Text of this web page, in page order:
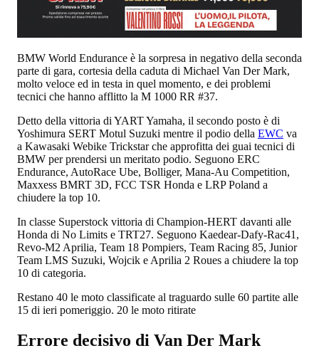
BMW World Endurance è la sorpresa in negativo della seconda
parte di gara, cortesia della caduta di Michael Van Der Mark,
molto veloce ed in testa in quel momento, e dei problemi
tecnici che hanno afflitto la M 1000 RR #37.
Detto della vittoria di YART Yamaha, il secondo posto è di
Yoshimura SERT Motul Suzuki mentre il podio della EWC va
a Kawasaki Webike Trickstar che approfitta dei guai tecnici di
BMW per prendersi un meritato podio. Seguono ERC
Endurance, AutoRace Ube, Bolliger, Mana-Au Competition,
Maxxess BMRT 3D, FCC TSR Honda e LRP Poland a
chiudere la top 10.
In classe Superstock vittoria di Champion-HERT davanti alle
Honda di No Limits e TRT27. Seguono Kaedear-Dafy-Rac41,
Revo-M2 Aprilia, Team 18 Pompiers, Team Racing 85, Junior
Team LMS Suzuki, Wojcik e Aprilia 2 Roues a chiudere la top
10 di categoria.
Restano 40 le moto classificate al traguardo sulle 60 partite alle
15 di ieri pomeriggio. 20 le moto ritirate
Errore decisivo di Van Der Mark